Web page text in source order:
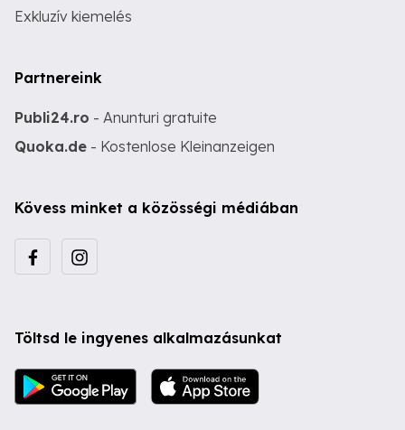
Exkluzív kiemelés
Partnereink
Publi24.ro - Anunturi gratuite
Quoka.de - Kostenlose Kleinanzeigen
Kövess minket a közösségi médiában
Töltsd le ingyenes alkalmazásunkat